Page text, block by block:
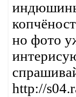
но фото
http://